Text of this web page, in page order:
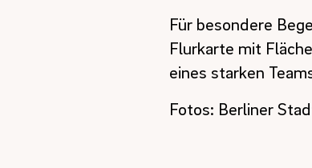
Für besondere
Flurkarte mit
eines starken
Fotos: Berliner